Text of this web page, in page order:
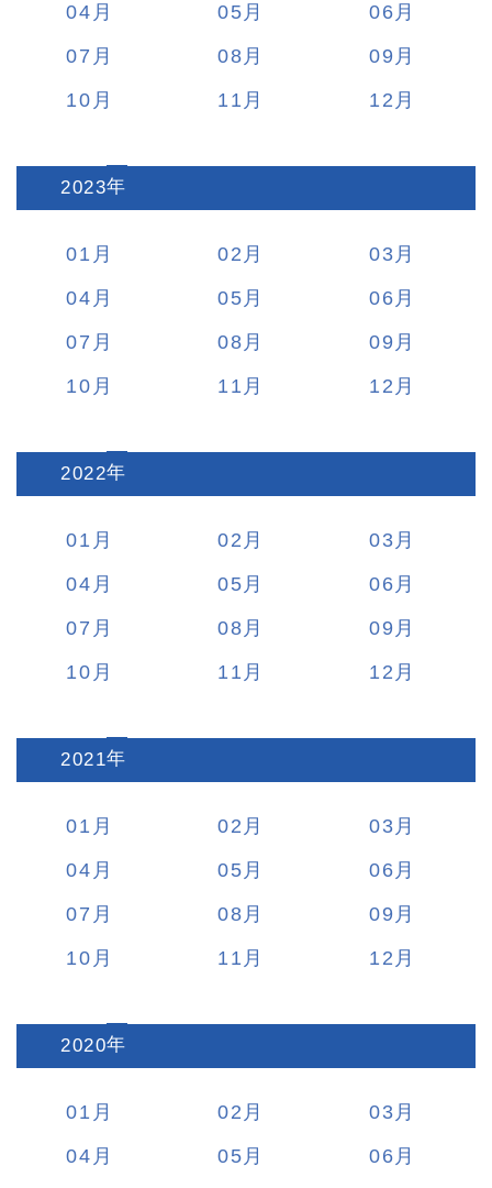
04
05
06
07
08
09
10
11 12
2023:
01 02
03
04
05
06
07
08
09
10
11 12
2022:
01 02
03
04
05
06
07
08
09
10
11 12
2021:
01 02
03
04
05
06
07
08
09
10
11 12
2020:
01 02
03
04
05
06